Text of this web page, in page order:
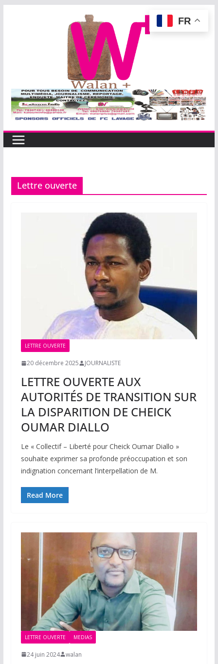
Lettre ouverte
LETTRE OUVERTE
20 décembre 2025 JOURNALISTE
LETTRE OUVERTE AUX
AUTORITÉS DE TRANSITION SUR
LA DISPARITION DE CHEICK
OUMAR DIALLO
Le « Collectif – Liberté pour Cheick Oumar Diallo »
souhaite exprimer sa profonde préoccupation et son
indignation concernant l’interpellation de M.
Read More
LETTRE OUVERTE MEDIAS
24 juin 2024 walan
FR